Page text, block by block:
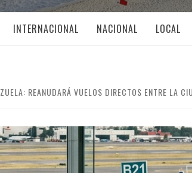
INTERNACIONAL NACIONAL LOCAL
REANUDARÁ VUELOS DIRECTOS ENTRE LA